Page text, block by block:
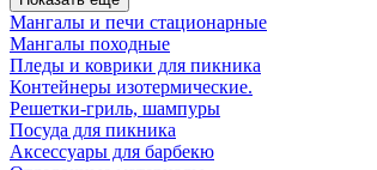
Мангалы и печи стационарные
Мангалы походные
Пледы и коврики для пикника
Контейнеры изотермические.
Решетки-гриль, шампуры
Посуда для пикника
Аксессуары для барбекю